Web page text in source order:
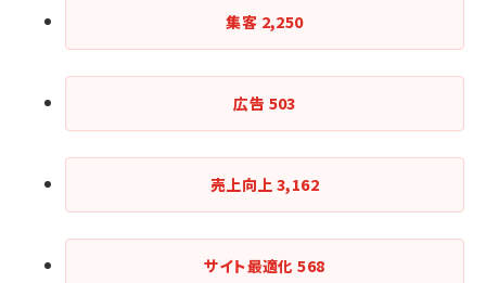
集客 2,250
広告 503
売上向上 3,162
サイト最適化568